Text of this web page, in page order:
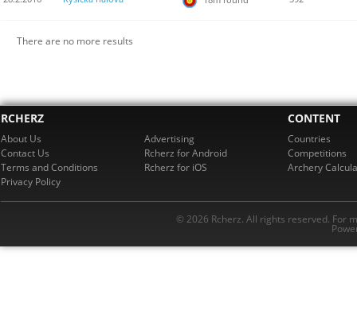
There are no more results
RCHERZ
About Us
Contact Us
Terms and Conditions
Privacy Policy
Advertising
Rcherz for Android
Rcherz for iOS
CONTENT
Countries
Competitions
Archery
© 2026 Rcherz. All rights reserved. For